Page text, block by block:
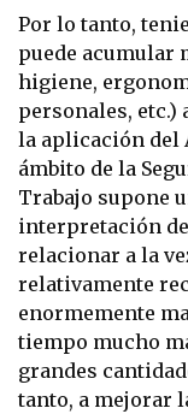
Por lo tanto,
puede acumular
higiene,
personales, etc.)
la aplicación del
ámbito de la
Trabajo supone
interpretación de
relacionar a la
relativamente
enormemente
tiempo mucho
grandes
tanto, a mejorar